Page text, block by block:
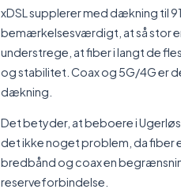
xDSL supplerer med dækning til
bemærkelsesværdigt, at så stor
understrege, at fiber i langt de
og stabilitet. Coax og 5G/4G er
dækning.
Det betyder, at beboere i
det ikke noget problem, da
bredbånd og coax en
reserveforbindelse.